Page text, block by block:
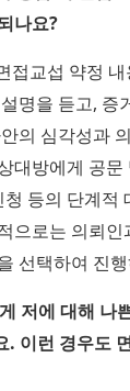
나요?
접교섭 약정
명을 듣고, 증
의 심각성과
대방에게 공문
등의 단계적
으로는 의뢰인
선택하여 진
저에 대해 나
. 이런 경우도